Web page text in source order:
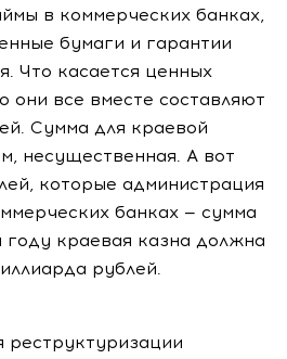
в коммерческих банках,
бумаги и гарантии
Что касается ценных
они все вместе составляют
Сумма для краевой
несущественная. А вот
которые администрация
банках — сумма
краевая казна должна
рублей.
реструктуризации